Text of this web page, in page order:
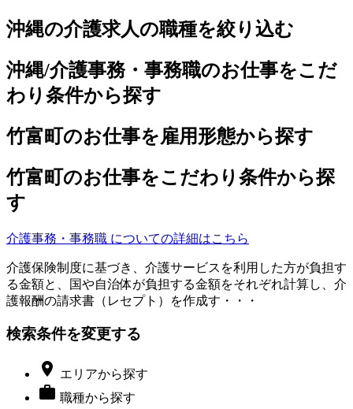
沖縄の介護求人の職種を絞り込む
沖縄/介護事務・事務職のお仕事をこだ
わり条件から探す
竹富町のお仕事を雇用形態から探す
竹富町のお仕事をこだわり条件から探
す
介護事務・事務職 についての詳細はこちら
介護保険制度に基づき、介護サービスを利用した方が負担す
る金額と、国や自治体が負担する金額をそれぞれ計算し、介
護報酬の請求書（レセプト）を作成す・・・
検索条件を変更する
 エリアから探す
 職種から探す